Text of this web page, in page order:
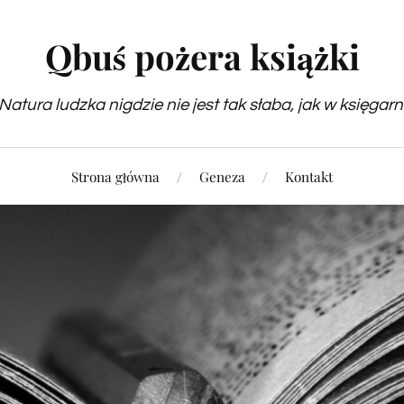
Qbuś pożera książki
ludzka nigdzie nie jest tak słaba, jak w
Strona główna Geneza Kontakt